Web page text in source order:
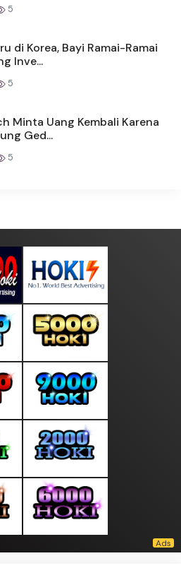
5
di Korea, Bayi Ramai-Ramai
Inve...
5
Minta Uang Kembali Karena
Ged...
5